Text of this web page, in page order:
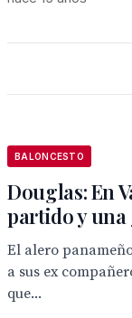
BALONCESTO
Douglas:
partido y una
El alero
a sus ex
que...